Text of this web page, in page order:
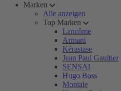
Marken
Alle anzeigen
Top Marken
Lancôme
Armani
Kérastase
Jean Paul Gaultier
SENSAI
Hugo Boss
Montale